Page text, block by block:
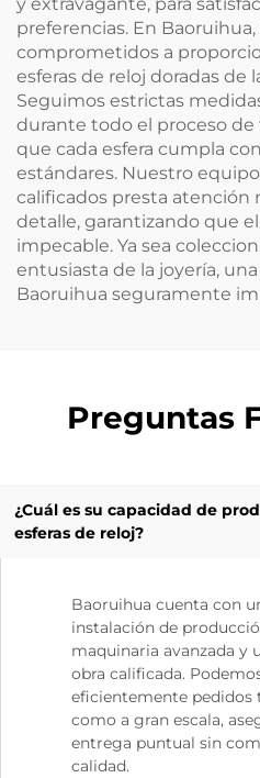
preferencias. En
comprometidos a
esferas de reloj doradas de
Seguimos estrictas
durante todo el proceso de
que cada esfera cumpla
estándares. Nuestro
calificados presta atención
detalle, garantizando que
impecable. Ya sea
entusiasta de la joyería,
Baoruihua seguramente
Preguntas
¿Cuál es su capacidad de
esferas de reloj?
Baoruihua cuenta con
instalación de
maquinaria avanzada y
obra calificada.
eficientemente pedidos
como a gran escala,
entrega puntual sin
calidad.